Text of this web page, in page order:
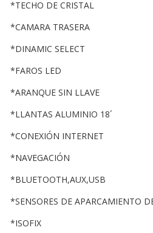
*TECHO DE CRISTAL
*CAMARA TRASERA
*DINAMIC SELECT
*FAROS LED
*ARANQUE SIN LLAVE
*LLANTAS ALUMINIO 18´
*CONEXIÓN INTERNET
*NAVEGACIÓN
*BLUETOOTH,AUX,USB
*SENSORES DE APARCAMIENTO
*ISOFIX